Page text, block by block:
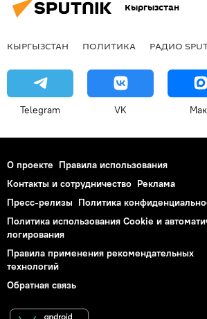
Кыргызстан
КЫРГЫЗСТАН ПОЛИТИКА РАДИО
Telegram VK
О проекте Правила использования
Контакты и сотрудничество Реклама
Пресс-релизы Политика
Политика использования Cookie и
логирования
Правила применения рекомендательных
технологий
Обратная связь